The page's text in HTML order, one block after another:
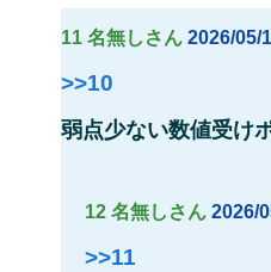
11 名無しさん 2026/05/
>>10
弱点少ない数値受け
12 名無しさん 2026/
>>11